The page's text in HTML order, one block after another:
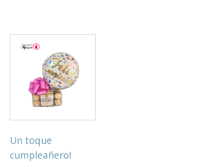
Un toque
cumpleañero!